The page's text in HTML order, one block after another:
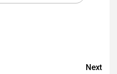
Next